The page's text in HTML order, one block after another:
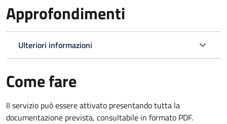
Approfondimenti
Ulteriori informazioni
Come fare
Il servizio può essere attivato presentando tutta la
documentazione prevista, consultabile in formato PDF.